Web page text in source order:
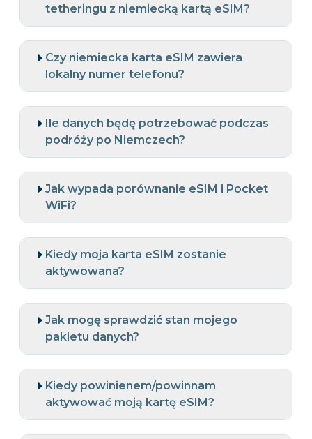
tetheringu z niemiecką kartą eSIM?
Czy niemiecka karta eSIM zawiera
lokalny numer telefonu?
Ile danych będę potrzebować podczas
podróży po Niemczech?
Jak wypada porównanie eSIM i Pocket
WiFi?
Kiedy moja karta eSIM zostanie
aktywowana?
Jak mogę sprawdzić stan mojego
pakietu danych?
Kiedy powinienem/powinnam
aktywować moją kartę eSIM?